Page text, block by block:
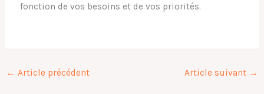
fonction de vos besoins et de vos priorités.
← Article précédent Article suivant →